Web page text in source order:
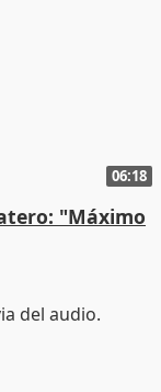
06:18
"Máximo